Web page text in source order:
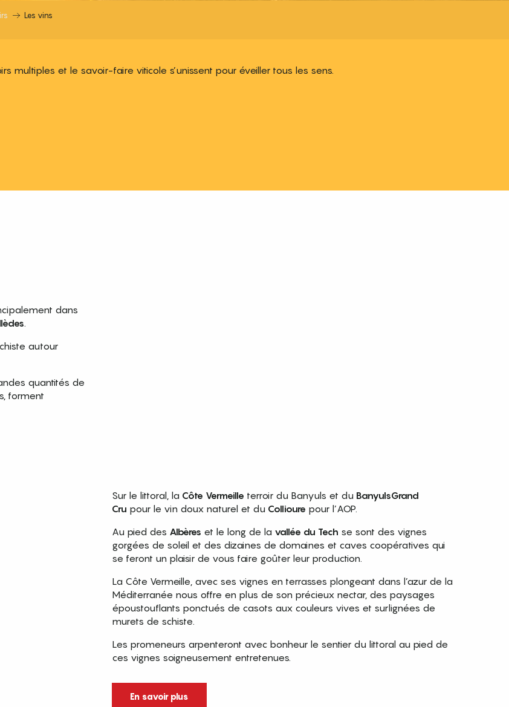
Les vins
multiples et le savoir-faire viticole s’unissent pour éveiller tous les sens.
dans
.
autour
quantités de
forment
Sur le littoral, la Côte Vermeille terroir du Banyuls et du BanyulsGrand
Cru pour le vin doux naturel et du Collioure pour l’AOP.
Au pied des Albères et le long de la vallée du Tech se sont des vignes
gorgées de soleil et des dizaines de domaines et caves coopératives qui
se feront un plaisir de vous faire goûter leur production.
La Côte Vermeille, avec ses vignes en terrasses plongeant dans l’azur de la
Méditerranée nous offre en plus de son précieux nectar, des paysages
époustouflants ponctués de casots aux couleurs vives et surlignées de
murets de schiste.
Les promeneurs arpenteront avec bonheur le sentier du littoral au pied de
ces vignes soigneusement entretenues.
En savoir plus